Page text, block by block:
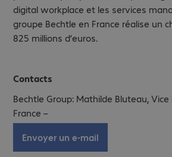
digital workplace et les services
groupe Bechtle en France réalise un
825 millions d’euros.
Contacts
Bechtle Group: Mathilde Bluteau,
France –
Envoyer un e-mail